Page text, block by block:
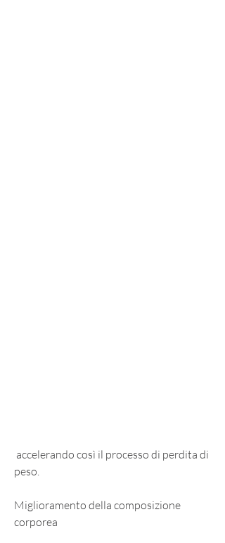
peso.
Miglioramento della composizione
corporea